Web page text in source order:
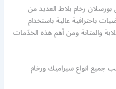
رخام بلاط العديد من
باحترافية عالية باستخدام
والمتانة ومن أهم هذه الخدَمات
انواع سيراميك ورخام